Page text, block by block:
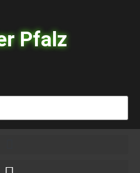
Pfalz